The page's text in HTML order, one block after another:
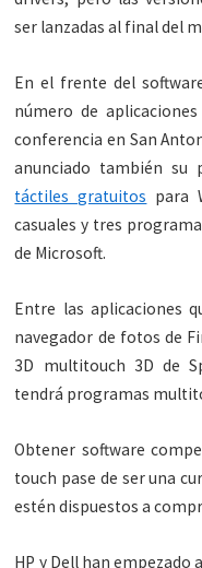
ser lanzadas al final del
En el frente del
número de
conferencia en San
anunciado también su
táctiles gratuitos para
casuales y tres
de Microsoft.
Entre las aplicaciones
navegador de fotos de
3D multitouch 3D de
tendrá programas
Obtener software
touch pase de ser una
estén dispuestos a
HP y Dell han